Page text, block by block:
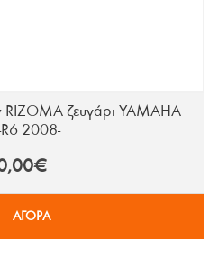
ζευγάρι YAMAHA
2008-
ΑΓΟΡΑ